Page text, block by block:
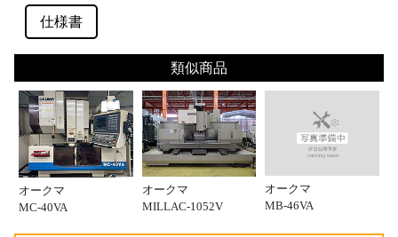
仕様書
類似商品
オークマ
MC-40VA
オークマ
MILLAC-1052V
オークマ
MB-46VA